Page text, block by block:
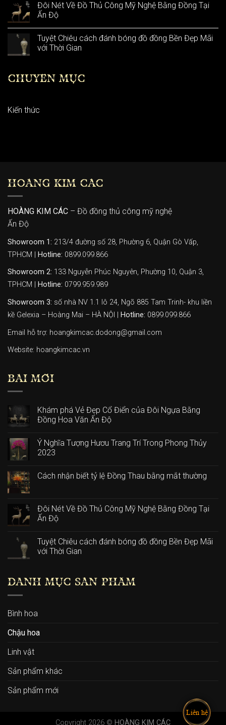
Liên hệ
Đôi Nét Về Đồ Thủ Công Mỹ Nghệ Bằng Đồng Tại
Ấn Độ
Tuyệt Chiêu cách đánh bóng đồ đồng Bền Đẹp Mãi
với Thời Gian
CHUYÊN MỤC
Kiến thức
HOÀNG KIM CÁC
HOÀNG KIM CÁC – Đồ đồng thủ công mỹ nghệ
Ấn Độ
Showroom 1: 213/4 đường số 28, Phường 6, Quận Gò Vấp,
TPHCM |
Hotline: 0899.099.866
Showroom 2: 133 Nguyễn Phúc Nguyên, Phường 10, Quận 3,
TPHCM |
Hotline: 0799.959.989
Showroom 3: số nhà NV 1.1 lô 24, Ngõ 885 Tam Trinh- khu liền
kề Gelexia – Hoàng Mai – HÀ NỘI |
Hotline: 0899.099.866
Email hỗ trợ: hoangkimcac.dodong@gmail.com
Website: hoangkimcac.vn
BÀI MỚI
Khám phá Vẻ Đẹp Cổ Điển của Đôi Ngựa Bằng
Đồng Hoa Văn Ấn Độ
Ý Nghĩa Tượng Hươu Trang Trí Trong Phong Thủy
2023
Cách nhận biết tỷ lệ Đồng Thau bằng mắt thường
Đôi Nét Về Đồ Thủ Công Mỹ Nghệ Bằng Đồng Tại
Ấn Độ
Tuyệt Chiêu cách đánh bóng đồ đồng Bền Đẹp Mãi
với Thời Gian
DANH MỤC SẢN PHẨM
Bình hoa
Chậu hoa
Linh vật
Sản phẩm khác
Sản phẩm mới
Copyright 2026 © HOÀNG KIM CÁC